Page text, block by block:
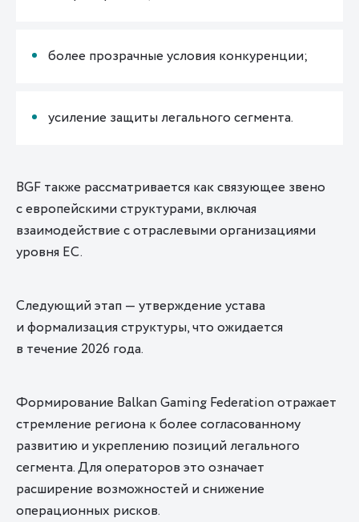
более прозрачные условия конкуренции;
усиление защиты легального сегмента.
BGF также рассматривается как связующее звено
с европейскими структурами, включая
взаимодействие с отраслевыми организациями
уровня ЕС.
Следующий этап — утверждение устава
и формализация структуры, что ожидается
в течение 2026 года.
Формирование Balkan Gaming Federation отражает
стремление региона к более согласованному
развитию и укреплению позиций легального
сегмента. Для операторов это означает
расширение возможностей и снижение
операционных рисков.